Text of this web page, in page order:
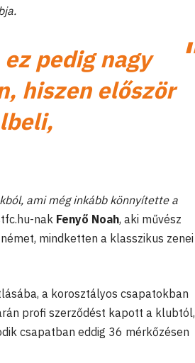
pedig nagy
hiszen először
ami még inkább könnyítette a
nak Fenyő Noah, aki művész
mindketten a klasszikus zenei
a korosztályos csapatokban
profi szerződést kapott a klubtól,
csapatban eddig 36 mérkőzésen